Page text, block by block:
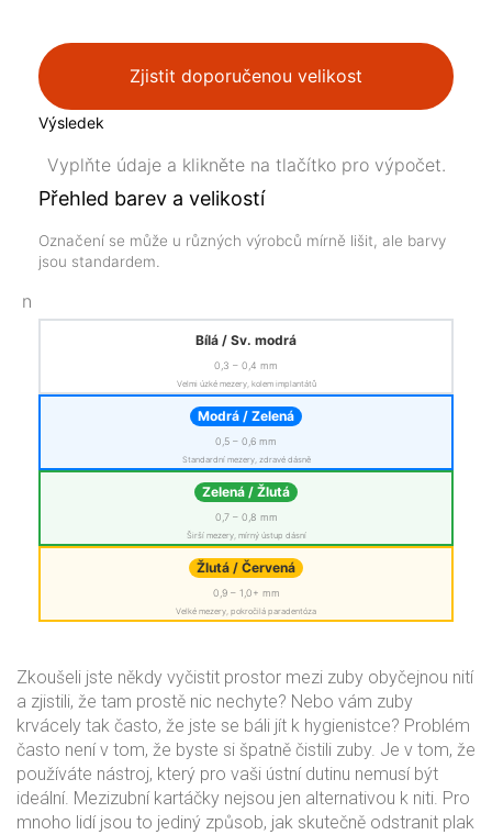
Zjistit doporučenou velikost
Výsledek
Vyplňte údaje a klikněte na tlačítko pro výpočet.
Přehled barev a velikostí
Označení se může u různých výrobců mírně lišit, ale barvy
jsou standardem.
n
Bílá / Sv. modrá
0,3 – 0,4 mm
Velmi úzké mezery, kolem implantátů
Modrá / Zelená
0,5 – 0,6 mm
Standardní mezery, zdravé dásně
Zelená / Žlutá
0,7 – 0,8 mm
Širší mezery, mírný ústup dásní
Žlutá / Červená
0,9 – 1,0+ mm
Velké mezery, pokročilá paradentóza
Zkoušeli jste někdy vyčistit prostor mezi zuby obyčejnou nití
a zjistili, že tam prostě nic nechyte? Nebo vám zuby
krvácely tak často, že jste se báli jít k hygienistce? Problém
často není v tom, že byste si špatně čistili zuby. Je v tom, že
používáte nástroj, který pro vaši ústní dutinu nemusí být
ideální. Mezizubní kartáčky nejsou jen alternativou k niti. Pro
mnoho lidí jsou to jediný způsob, jak skutečně odstranit plak